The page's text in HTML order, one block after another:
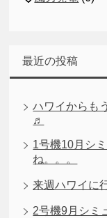
最近の投稿
ハワイからも
♬
1号機10月シ
ね。。。
来週ハワイに
2号機9月シミ